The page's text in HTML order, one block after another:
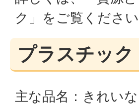
ク」をご覧ください
プラスチック
主な品名：きれい